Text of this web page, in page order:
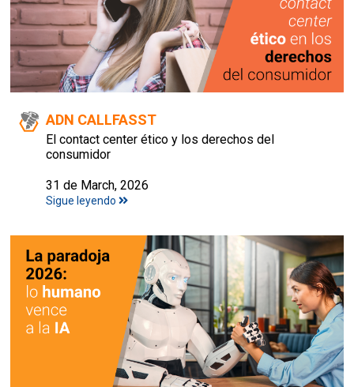
ADN CALLFASST
El contact center ético y los derechos del
consumidor
31 de March, 2026
Sigue leyendo